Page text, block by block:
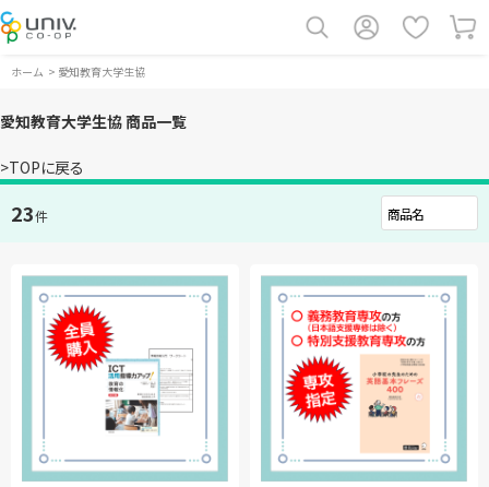
ホーム > 愛知教育大学生協
愛知教育大学生協 商品一覧
>TOPに戻る
23件